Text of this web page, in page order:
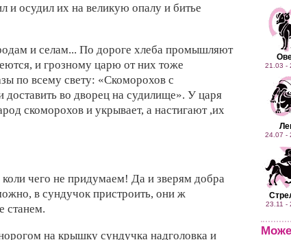
и осудил их на великую опалу и битье
и селам... По дороге хлеба промышляют
и грозному царю отних тоже
по всему свету: «Скоморохов с
доставить во дворец на судилище». У царя
скоморохов и укрывает, а настигают ,иx
коли чего не придумаем! Да и зверям добра
в сундучок пристроить, они ж
станем.
на крышку сундучка надголовка и
21.03 -
24.07 -
23.11 -